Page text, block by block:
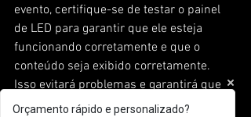
evento, certifique-se de testar o painel
de LED para garantir que ele esteja
funcionando corretamente e que o
conteúdo seja exibido corretamente.
Isso evitará problemas e garantirá que
seu evento seja um sucesso.
Orçamento rápido e personalizado?